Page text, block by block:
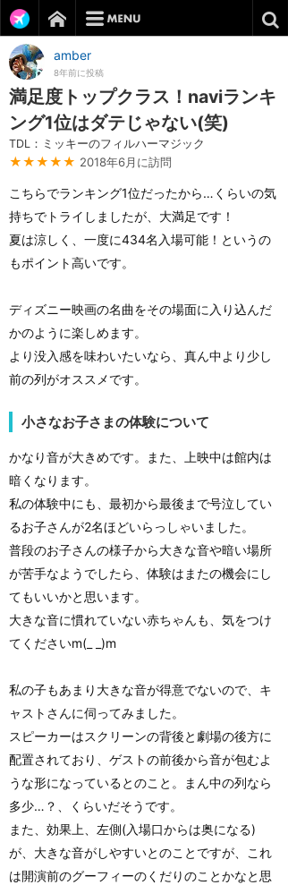
amber
8年前に投稿
満足度トップクラス！naviランキ
ング1位はダテじゃない(笑)
TDL：ミッキーのフィルハーマジック
★★★★★ 2018年6月に訪問
こちらでランキング1位だったから…くらいの気
持ちでトライしましたが、大満足です！
夏は涼しく、一度に434名入場可能！というの
もポイント高いです。
ディズニー映画の名曲をその場面に入り込んだ
かのように楽しめます。
より没入感を味わいたいなら、真ん中より少し
前の列がオススメです。
小さなお子さまの体験について
かなり音が大きめです。また、上映中は館内は
暗くなります。
私の体験中にも、最初から最後まで号泣してい
るお子さんが2名ほどいらっしゃいました。
普段のお子さんの様子から大きな音や暗い場所
が苦手なようでしたら、体験はまたの機会にし
てもいいかと思います。
大きな音に慣れていない赤ちゃんも、気をつけ
てくださいm(_ _)m
私の子もあまり大きな音が得意でないので、キ
ャストさんに伺ってみました。
スピーカーはスクリーンの背後と劇場の後方に
配置されており、ゲストの前後から音が包むよ
うな形になっているとのこと。まん中の列なら
多少…？、くらいだそうです。
また、効果上、左側(入場口からは奥になる)
が、大きな音がしやすいとのことですが、これ
は開演前のグーフィーのくだりのことかなと思